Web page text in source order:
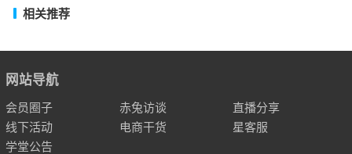
相关推荐
网站导航
会员圈子 赤兔访谈
直播分享
线下活动
电商干货
星客服
学堂公告